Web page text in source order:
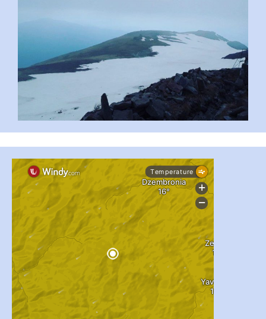
...
pimrec_project